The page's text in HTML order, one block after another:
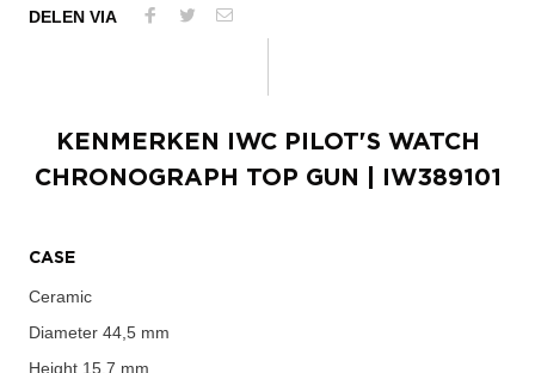
DELEN VIA
KENMERKEN
IWC PILOT'S WATCH
CHRONOGRAPH TOP GUN
| IW389101
CASE
Ceramic
Diameter 44,5 mm
Height 15,7 mm